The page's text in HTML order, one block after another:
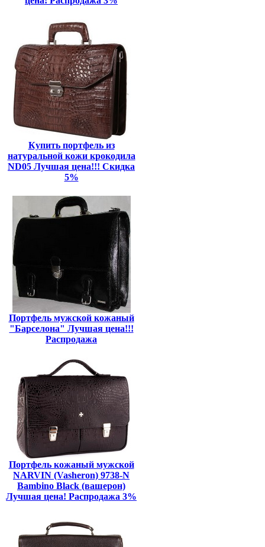
Купить портфель из
натуральной кожи крокодила
ND05 Лучшая цена!!! Скидка
5%
Портфель мужской кожаный
"Барселона" Лучшая цена!!!
Распродажа
Портфель кожаный мужской
NARVIN (Vasheron) 9738-N
Bambino Black (вашерон)
Лучшая цена! Распродажа 3%